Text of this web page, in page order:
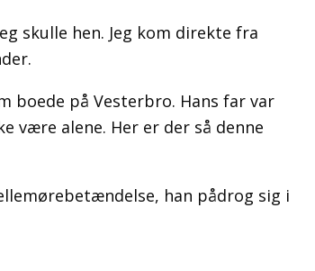
skulle hen. Jeg kom direkte fra
boede på Vesterbro. Hans far var
være alene. Her er der så denne
han pådrog sig i